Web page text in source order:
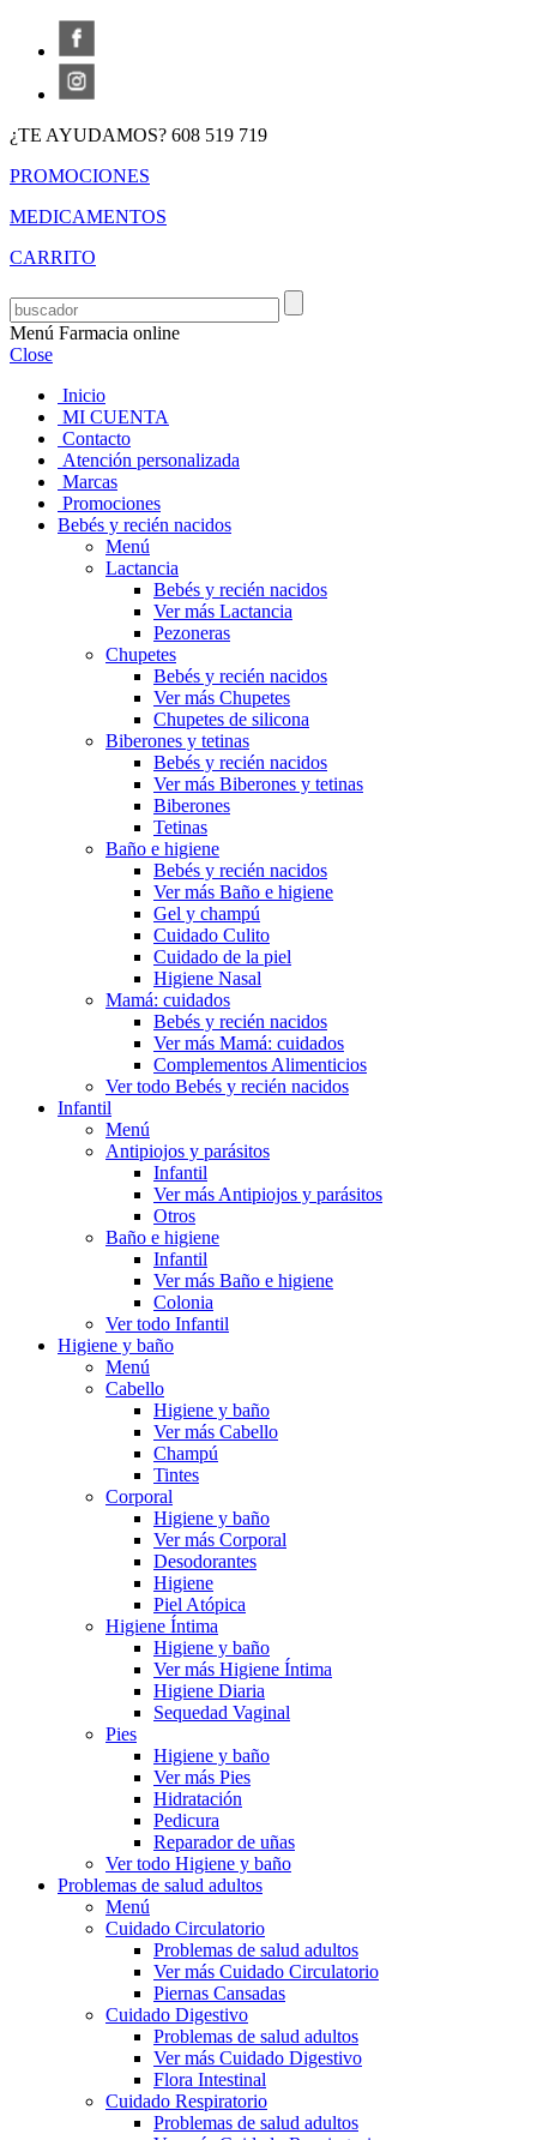
¿TE AYUDAMOS? 608 519 719
PROMOCIONES
MEDICAMENTOS
CARRITO
Menú Farmacia online
Close
Inicio
MI CUENTA
Contacto
Atención personalizada
Marcas
Promociones
Bebés y recién nacidos
Menú
Lactancia
Bebés y recién nacidos
Ver más Lactancia
Pezoneras
Chupetes
Bebés y recién nacidos
Ver más Chupetes
Chupetes de silicona
Biberones y tetinas
Bebés y recién nacidos
Ver más Biberones y tetinas
Biberones
Tetinas
Baño e higiene
Bebés y recién nacidos
Ver más Baño e higiene
Gel y champú
Cuidado Culito
Cuidado de la piel
Higiene Nasal
Mamá: cuidados
Bebés y recién nacidos
Ver más Mamá: cuidados
Complementos Alimenticios
Ver todo Bebés y recién nacidos
Infantil
Menú
Antipiojos y parásitos
Infantil
Ver más Antipiojos y parásitos
Otros
Baño e higiene
Infantil
Ver más Baño e higiene
Colonia
Ver todo Infantil
Higiene y baño
Menú
Cabello
Higiene y baño
Ver más Cabello
Champú
Tintes
Corporal
Higiene y baño
Ver más Corporal
Desodorantes
Higiene
Piel Atópica
Higiene Íntima
Higiene y baño
Ver más Higiene Íntima
Higiene Diaria
Sequedad Vaginal
Pies
Higiene y baño
Ver más Pies
Hidratación
Pedicura
Reparador de uñas
Ver todo Higiene y baño
Problemas de salud adultos
Menú
Cuidado Circulatorio
Problemas de salud adultos
Ver más Cuidado Circulatorio
Piernas Cansadas
Cuidado Digestivo
Problemas de salud adultos
Ver más Cuidado Digestivo
Flora Intestinal
Cuidado Respiratorio
Problemas de salud adultos